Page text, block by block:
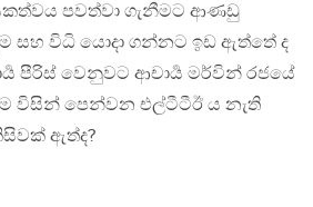
පවත්වා ගැනීමට ආණඩු
සහ විධි යොදා ගන්නට ඉඩ ඇත්තේ ද
පීරිස් වෙනුවට ආචාර්‍ය මර්වින් රජයේ
විසින් පෙන්වන එල්ටීටීඊ ය නැති
ඇත්ද?